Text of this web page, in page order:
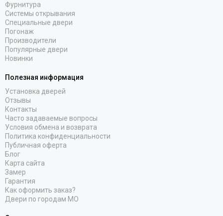
Фурнитура
Системы открывания
Специальные двери
Погонаж
Производители
Популярные двери
Новинки
Полезная информация
Установка дверей
Отзывы
Контакты
Часто задаваемые вопросы
Условия обмена и возврата
Политика конфиденциальности
Публичная оферта
Блог
Карта сайта
Замер
Гарантия
Как оформить заказ?
Двери по городам МО